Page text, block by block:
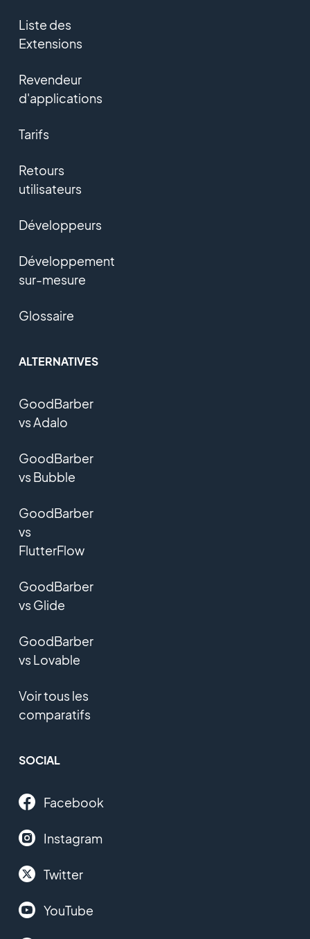
Liste des
Extensions
Revendeur
d'applications
Tarifs
Retours
utilisateurs
Développeurs
Développement
sur-mesure
Glossaire
ALTERNATIVES
GoodBarber
vs Adalo
GoodBarber
vs Bubble
GoodBarber
vs
FlutterFlow
GoodBarber
vs Glide
GoodBarber
vs Lovable
Voir tous les
comparatifs
SOCIAL
Facebook
Instagram
Twitter
YouTube